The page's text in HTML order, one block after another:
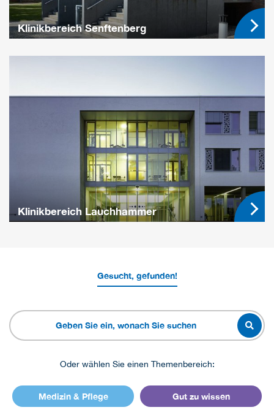
Klinikbereich Senftenberg
Klinikbereich Lauchhammer
Gesucht, gefunden!
Oder wählen Sie einen Themenbereich:
Medizin & Pflege Gut zu wissen